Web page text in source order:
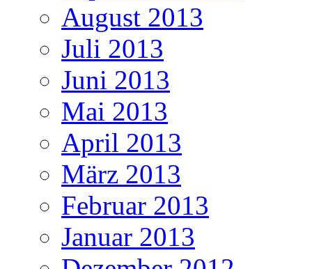
August 2013
Juli 2013
Juni 2013
Mai 2013
April 2013
März 2013
Februar 2013
Januar 2013